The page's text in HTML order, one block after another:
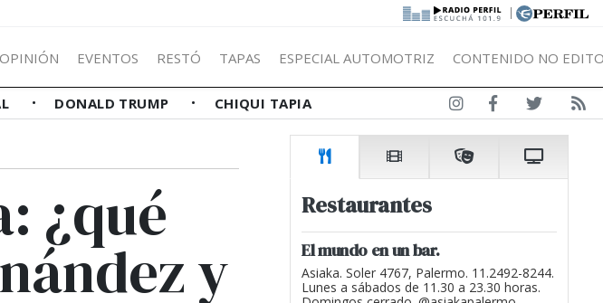
|
OPINIÓN EVENTOS RESTÓ TAPAS ESPECIAL AUTOMOTRIZ CONTENIDO NO
DONALD TRUMP CHIQUI TAPIA
¿qué
y
Restaurantes
El mundo en un bar.
Asiaka. Soler 4767, Palermo. 11.2492-8244.
Lunes a sábados de 11.30 a 23.30 horas.